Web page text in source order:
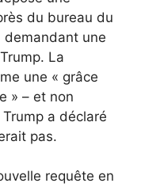
du bureau du
demandant une
La
une « grâce
» – et non
a déclaré
pas.
requête en